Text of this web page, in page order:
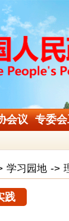
会议 专委
学习园地 ->
践